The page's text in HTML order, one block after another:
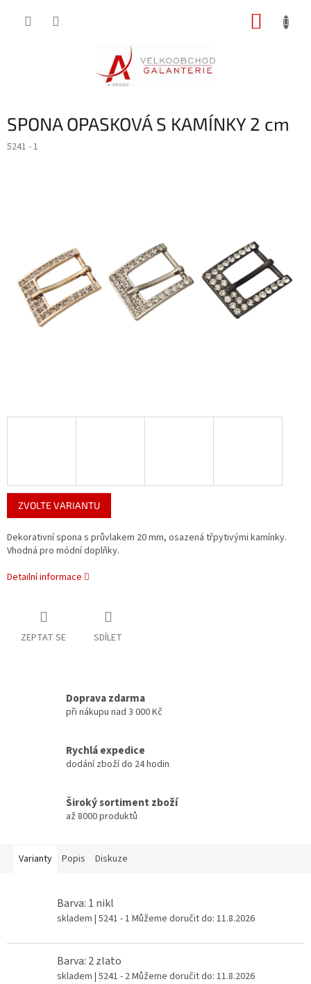
SPONA OPASKOVÁ S KAMÍNKY 2 cm
5241 - 1
ZVOLTE VARIANTU
Dekorativní spona s průvlakem 20 mm, osazená třpytivými kamínky.
Vhodná pro módní doplňky.
Detailní informace
ZEPTAT SE SDÍLET
Doprava zdarma
při nákupu nad 3 000 Kč
Rychlá expedice
dodání zboží do 24 hodin
Široký sortiment zboží
až 8000 produktů
Varianty Popis Diskuze
Barva: 1 nikl
skladem | 5241 - 1 Můžeme doručit do: 11.8.2026
Barva: 2 zlato
skladem | 5241 - 2Můžeme doručit do: 11.8.2026